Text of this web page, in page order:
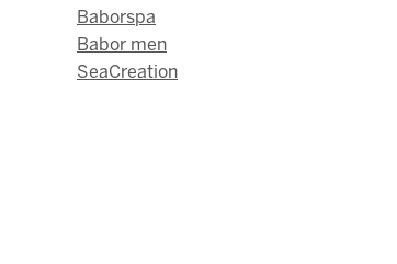
Baborspa
Babor men
SeaCreation